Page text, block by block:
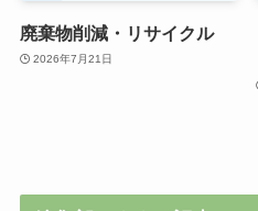
廃棄物削減・リサイクル
2026年7月21日